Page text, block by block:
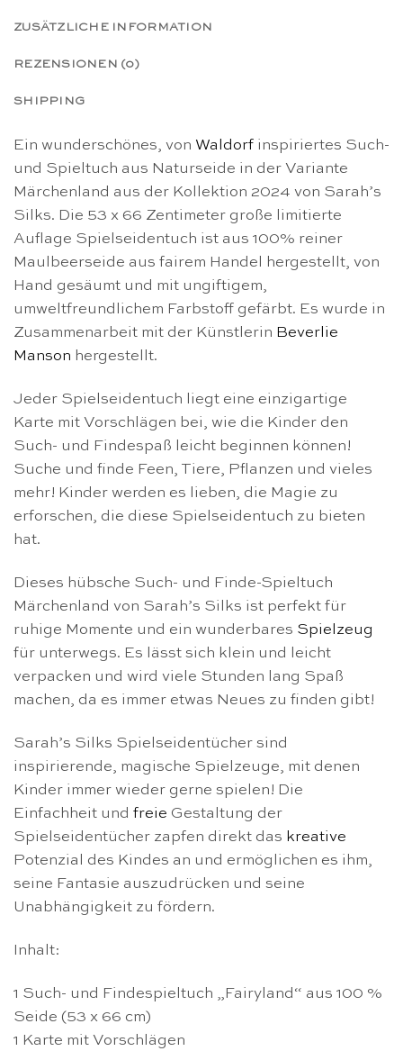
ZUSÄTZLICHE INFORMATION
REZENSIONEN (0)
SHIPPING
Ein wunderschönes, von Waldorf inspiriertes Such-
und Spieltuch aus Naturseide in der Variante
Märchenland aus der Kollektion 2024 von Sarah’s
Silks. Die 53 x 66 Zentimeter große limitierte
Auflage Spielseidentuch ist aus 100% reiner
Maulbeerseide aus fairem Handel hergestellt, von
Hand gesäumt und mit ungiftigem,
umweltfreundlichem Farbstoff gefärbt. Es wurde in
Zusammenarbeit mit der Künstlerin Beverlie
Manson hergestellt.
Jeder Spielseidentuch liegt eine einzigartige
Karte mit Vorschlägen bei, wie die Kinder den
Such- und Findespaß leicht beginnen können!
Suche und finde Feen, Tiere, Pflanzen und vieles
mehr! Kinder werden es lieben, die Magie zu
erforschen, die diese Spielseidentuch zu bieten
hat.
Dieses hübsche Such- und Finde-Spieltuch
Märchenland von Sarah’s Silks ist perfekt für
ruhige Momente und ein wunderbares Spielzeug
für unterwegs. Es lässt sich klein und leicht
verpacken und wird viele Stunden lang Spaß
machen, da es immer etwas Neues zu finden gibt!
Sarah’s Silks Spielseidentücher sind
inspirierende, magische Spielzeuge, mit denen
Kinder immer wieder gerne spielen! Die
Einfachheit und freie Gestaltung der
Spielseidentücher zapfen direkt das kreative
Potenzial des Kindes an und ermöglichen es ihm,
seine Fantasie auszudrücken und seine
Unabhängigkeit zu fördern.
Inhalt:
1 Such- und Findespieltuch „Fairyland“ aus 100 %
Seide (53 x 66 cm)
1 Karte mit Vorschlägen